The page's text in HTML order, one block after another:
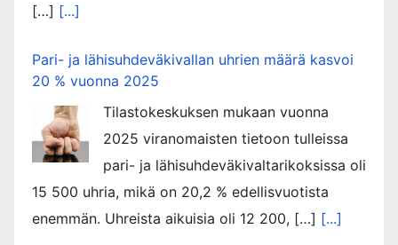
[…] [...]
Pari- ja lähisuhdeväkivallan uhrien määrä kasvoi
20 % vuonna 2025
Tilastokeskuksen mukaan vuonna
2025 viranomaisten tietoon tulleissa
pari- ja lähisuhdeväkivaltarikoksissa oli
15 500 uhria, mikä on 20,2 % edellisvuotista
enemmän. Uhreista aikuisia oli 12 200, […] [...]